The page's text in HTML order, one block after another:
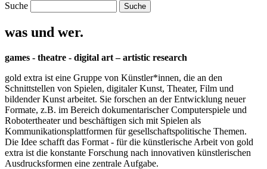
Suche
was und wer.
games - theatre - digital art – artistic research
gold extra ist eine Gruppe von Künstler*innen, die an den
Schnittstellen von Spielen, digitaler Kunst, Theater, Film und
bildender Kunst arbeitet. Sie forschen an der Entwicklung neuer
Formate, z.B. im Bereich dokumentarischer Computerspiele und
Robotertheater und beschäftigen sich mit Spielen als
Kommunikationsplattformen für gesellschaftspolitische Themen.
Die Idee schafft das Format - für die künstlerische Arbeit von gold
extra ist die konstante Forschung nach innovativen künstlerischen
Ausdrucksformen eine zentrale Aufgabe.